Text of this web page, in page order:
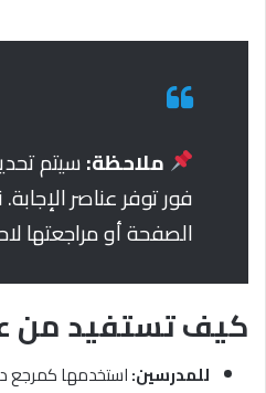
ملاحظة:سيتم
فور توفر عناصر
الصفحة أو مراجعتها
كيف تستفيد من
للمدرسين:استخدمها كمرجع